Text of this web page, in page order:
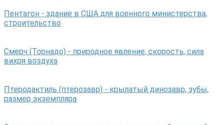
Пентагон - здание в США для военного министерства,
строительство
Смерч (Торнадо) - природное явление, скорость, сила
вихря воздуха
Птеродактиль (птерозавр) - крылатый динозавр, зубы,
размер экземпляра